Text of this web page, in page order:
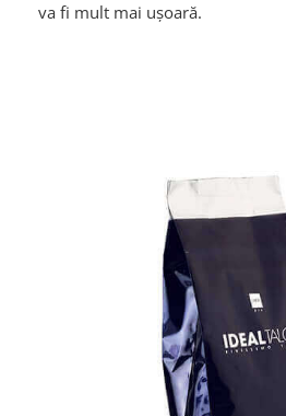
va fi mult mai ușoară.